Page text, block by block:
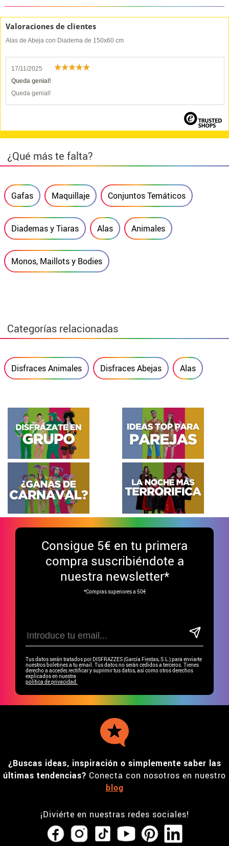
Valoraciones de clientes
Alas de Abeja con Diadema de 150x60 cm
17/11/2025
Queda genial!
Queda genial!
¿Qué más te falta?
Gafas Maquillaje Conjuntos Temáticos
Diademas y Tiaras Alas Animales
Monos, Maillots y Bodies
Categorías relacionadas
Disfraces Animales Disfraces Abejas Alas
Consigue 5€ en tu primera
compra suscribiéndote a
nuestra newsletter*
*Compras superiores a 50€
Tus datos serán tratados por DISFRAZZES (García Fiestas, S.L.) para enviarte
nuestros boletines a tu email. Tus datos no serán cedidos a terceros. Tienes
derecho a acceder, rectificar y suprimir tus datos, así como otros derechos
explicados en nuestra
política de privacidad.
¿Buscas ideas, inspiración o simplemente saber las
últimas tendencias? Conecta con nosotros en nuestro
blog
¡Diviérte en nuestras redes sociales!